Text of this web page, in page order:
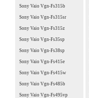
Sony Vaio Vgn-Fs315b
Sony Vaio Vgn-Fs315sr
Sony Vaio Vgn-Fs315z
Sony Vaio Vgn-Fs35sp
Sony Vaio Vgn-Fs38sp
Sony Vaio Vgn-Fs415e
Sony Vaio Vgn-Fs415w
Sony Vaio Vgn-Fs485b
Sony Vaio Vgn-Fs495vp